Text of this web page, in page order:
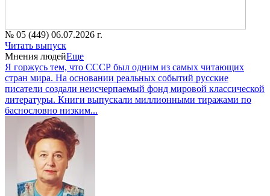
№ 05 (449) 06.07.2026 г.
Читать выпуск
Мнения людейЕще
Я горжусь тем, что СССР был одним из самых читающих
стран мира. На основании реальных событий русские
писатели создали неисчерпаемый фонд мировой классической
литературы. Книги выпускали миллионными тиражами по
баснословно низким...